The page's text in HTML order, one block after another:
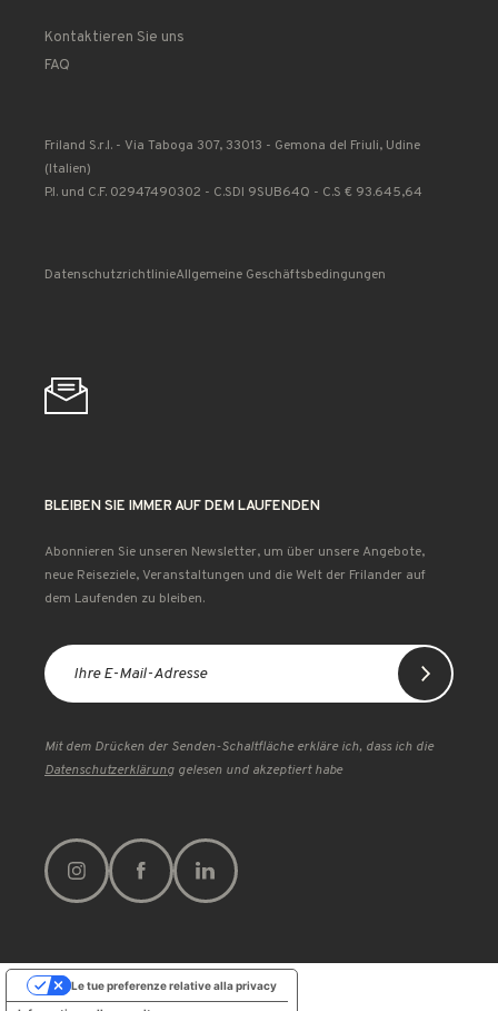
Kontaktieren Sie uns
FAQ
Friland S.r.l. - Via Taboga 307, 33013 - Gemona del Friuli, Udine
(Italien)
P.I. und C.F. 02947490302 - C.SDI 9SUB64Q - C.S € 93.645,64
DatenschutzrichtlinieAllgemeine Geschäftsbedingungen
BLEIBEN SIE IMMER AUF DEM LAUFENDEN
Abonnieren Sie unseren Newsletter, um über unsere Angebote,
neue Reiseziele, Veranstaltungen und die Welt der Frilander auf
dem Laufenden zu bleiben.
Mit dem Drücken der Senden-Schaltfläche erkläre ich, dass ich die
Datenschutzerklärung gelesen und akzeptiert habe
Le tue preferenze relative alla privacy